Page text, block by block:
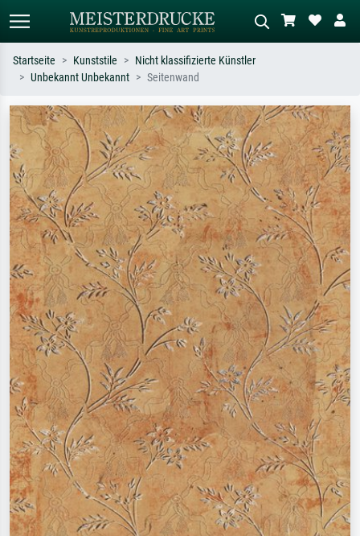
Suchen Sie nach Künstlern, Werktiteln
oder Stilen – z.B. Monet,
Sternennacht, Impressionismus, Welle
Hokusai, Akt.
Beschreiben Sie die Szene – z.B. Grüne
Wiese, Abstrakt mit viel Rot, Dunkles
Ölgemälde, Stehender Akt neben einem
Baum.
Startseite Kunststile
Nicht klassifizierte Künstler
Unbekannt Unbekannt
Seitenwand